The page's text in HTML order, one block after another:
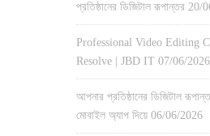
প্রতিষ্ঠানের ডিজিটাল রূপান্তর 20/
Professional Video Editing
Resolve | JBD IT 07/06/2026
আপনার প্রতিষ্ঠানের ডিজিটাল
মোবাইল অ্যাপ দিয়ে 06/06/2026